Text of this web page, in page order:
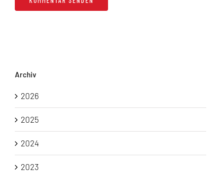
Archiv
2026
2025
2024
2023